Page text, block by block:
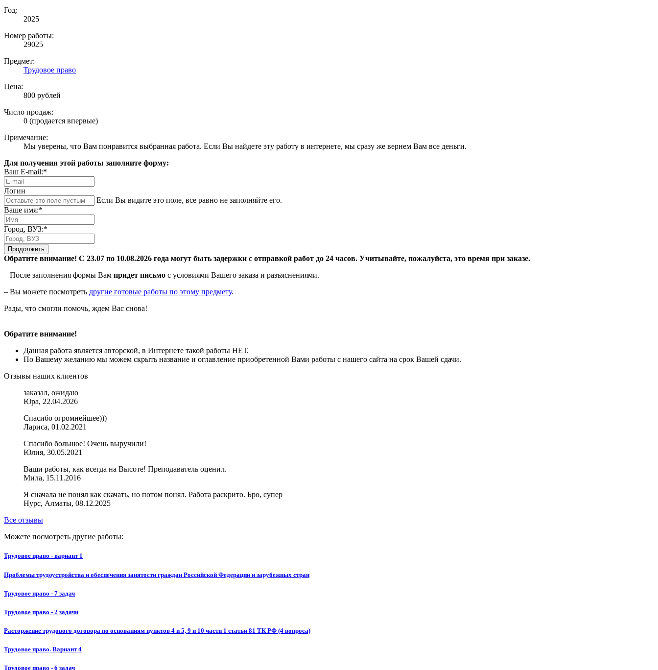
Год:
2025
Номер работы:
29025
Предмет:
Трудовое право
Цена:
800 рублей
Число продаж:
0 (продается впервые)
Примечание:
Мы уверены, что Вам понравится выбранная работа. Если Вы найдете эту работу в интернете, мы сразу же вернем Вам все деньги.
Для получения этой работы заполните форму:
Ваш E-mail:*
Логин
Если Вы видите это поле, все равно не заполняйте его.
Ваше имя:*
Город, ВУЗ:*
Продолжить
Обратите внимание! С 23.07 по 10.08.2026 года могут быть задержки с отправкой работ до 24 часов. Учитывайте, пожалуйста, это время при заказе.
– После заполнения формы Вам придет письмо с условиями Вашего заказа и разъяснениями.
– Вы можете посмотреть другие готовые работы по этому предмету.
Рады, что смогли помочь, ждем Вас снова!
Обратите внимание!
Данная работа является авторской, в Интернете такой работы НЕТ.
По Вашему желанию мы можем скрыть название и оглавление приобретенной Вами работы с нашего сайта на срок Вашей сдачи.
Отзывы наших клиентов
заказал, ожидаю
Юра, 22.04.2026
Спасибо огромнейшее)))
Лариса, 01.02.2021
Спасибо большое! Очень выручили!
Юлия, 30.05.2021
Ваши работы, как всегда на Высоте! Преподаватель оценил.
Мила, 15.11.2016
Я сначала не понял как скачать, но потом понял. Работа раскрито. Бро, супер
Нурс, Алматы, 08.12.2025
Все отзывы
Можете посмотреть другие работы:
Трудовое право - вариант 1
Проблемы трудоустройства и обеспечения занятости граждан Российской Федерации и зарубежных стран
Трудовое право - 7 задач
Трудовое право - 2 задачи
Расторжение трудового договора по основаниям пунктов 4 и 5, 9 и 10 части 1 статьи 81 ТК РФ (4 вопроса)
Трудовое право. Вариант 4
Трудовое право - 6 задач